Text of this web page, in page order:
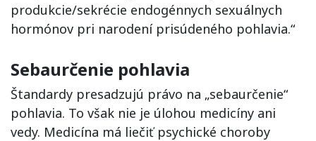
produkcie/sekrécie endogénnych sexuálnych
hormónov pri narodení prisúdeného pohlavia.“
Sebaurčenie pohlavia
Štandardy presadzujú právo na „sebaurčenie“
pohlavia. To však nie je úlohou medicíny ani
vedy. Medicína má liečiť psychické choroby